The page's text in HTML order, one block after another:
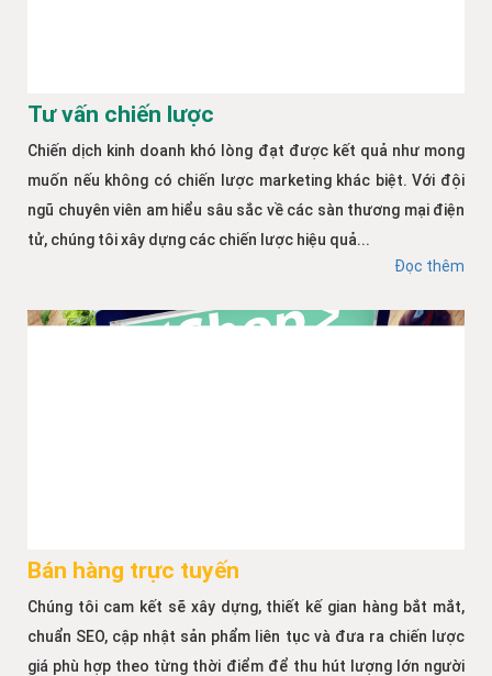
Tư vấn chiến lược
Chiến dịch kinh doanh khó lòng đạt được kết quả như mong
muốn nếu không có chiến lược marketing khác biệt. Với đội
ngũ chuyên viên am hiểu sâu sắc về các sàn thương mại điện
tử, chúng tôi xây dựng các chiến lược hiệu quả...
Đọc thêm
Bán hàng trực tuyến
Chúng tôi cam kết sẽ xây dựng, thiết kế gian hàng bắt mắt,
chuẩn SEO, cập nhật sản phẩm liên tục và đưa ra chiến lược
giá phù hợp theo từng thời điểm để thu hút lượng lớn người